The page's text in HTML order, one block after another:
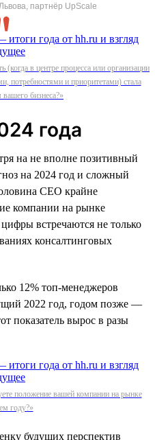
партнёр UpScale
(когда в центре процесса или организации
потребностями и приоритетами) стала
бизнеса?»
года
на не вполне позитивный
на 2024 год и сложный
СЕО крайне
компании на рынке
встречаются не только
консалтинговых
12% топ-менеджеров
2022 год, годом позже —
показатель вырос в разы
положение вашей компании на рынке
году?»
будущих перспектив